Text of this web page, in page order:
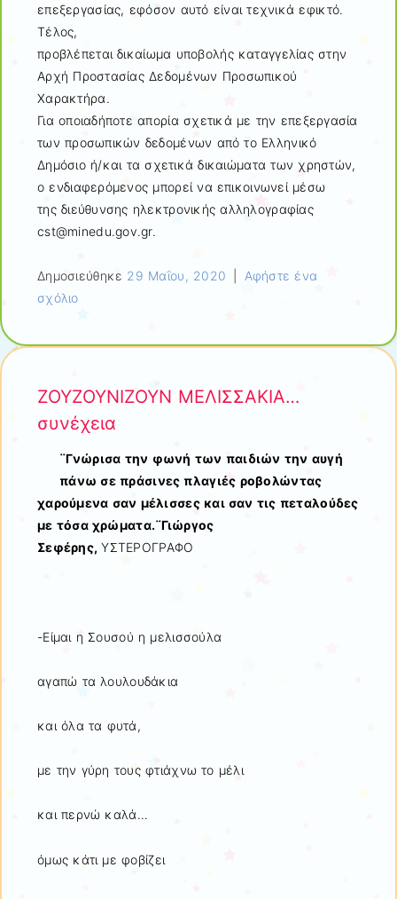
επεξεργασίας, εφόσον αυτό είναι τεχνικά εφικτό.
Τέλος,
προβλέπεται δικαίωμα υποβολής καταγγελίας στην
Αρχή Προστασίας Δεδομένων Προσωπικού
Χαρακτήρα.
Για οποιαδήποτε απορία σχετικά με την επεξεργασία
των προσωπικών δεδομένων από το Ελληνικό
Δημόσιο ή/και τα σχετικά δικαιώματα των χρηστών,
ο ενδιαφερόμενος μπορεί να επικοινωνεί μέσω
της διεύθυνσης ηλεκτρονικής αλληλογραφίας
cst@minedu.gov.gr.
Δημοσιεύθηκε 29 Μαΐου, 2020
Αφήστε ένα
σχόλιο
ΖΟΥΖΟΥΝΙΖΟΥΝ ΜΕΛΙΣΣΑΚΙΑ…
συνέχεια
¨Γνώρισα την φωνή των παιδιών την αυγή
πάνω σε πράσινες πλαγιές ροβολώντας
χαρούμενα σαν μέλισσες και σαν τις πεταλούδες
με τόσα χρώματα.¨Γιώργος
Σεφέρης,ΥΣΤΕΡΟΓΡΑΦΟ
-Είμαι η Σουσού η μελισσούλα
αγαπώ τα λουλουδάκια
και όλα τα φυτά,
με την γύρη τους φτιάχνω το μέλι
και περνώ καλά…
όμως κάτι με φοβίζει